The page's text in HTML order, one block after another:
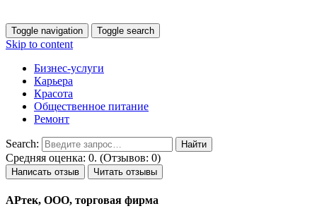
Toggle navigation Toggle search
Skip to content
Бизнес-услуги
Карьера
Красота
Общественное питание
Ремонт
Search:
Средняя оценка: 0. (Отзывов: 0)
Написать отзыв Читать отзывы
АРтек, ООО, торговая фирма